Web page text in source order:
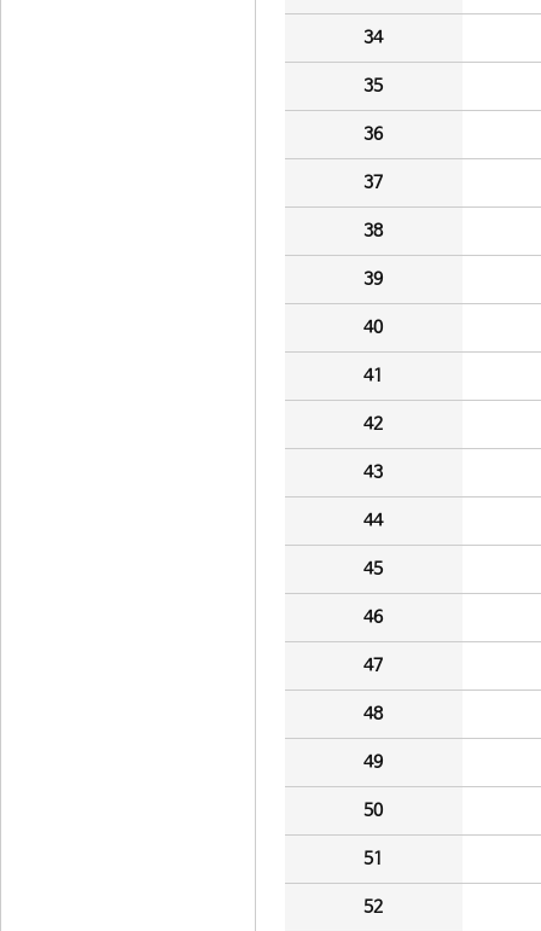
34
35
36
37
38
39
40
41
42
43
44
45
46
47
48
49
50
51
52